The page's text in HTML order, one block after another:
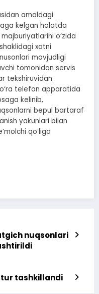
amaldagi
kelgan holatda
o‘zida
xatni
mavjudligi
tomonidan servis
tekshiruvidan
telefon apparatida
kelinib,
bepul bartaraf
yakunlari bilan
qo‘liga
nuqsonlari
tashkillandi